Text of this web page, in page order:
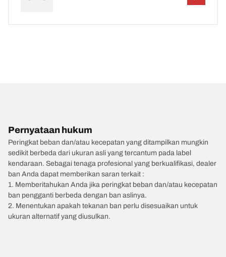
Pernyataan hukum
Peringkat beban dan/atau kecepatan yang ditampilkan mungkin
sedikit berbeda dari ukuran asli yang tercantum pada label
kendaraan. Sebagai tenaga profesional yang berkualifikasi, dealer
ban Anda dapat memberikan saran terkait :
1. Memberitahukan Anda jika peringkat beban dan/atau kecepatan
ban pengganti berbeda dengan ban aslinya.
2. Menentukan apakah tekanan ban perlu disesuaikan untuk
ukuran alternatif yang diusulkan.